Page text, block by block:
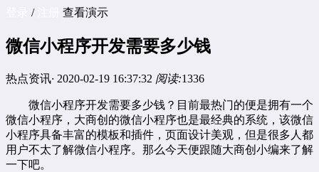
/注册 查看演示
微信小程序开发需要多少钱
热点资讯· 2020-02-19 16:37:32 阅读:1336
微信小程序开发需要多少钱？目前最热门的便是拥有一个
微信小程序，大商创的微信小程序也是最经典的系统，该微信
小程序具备丰富的模板和插件，页面设计美观，但是很多人都
用户不太了解微信小程序。那么今天便跟随大商创小编来了解
一下吧。